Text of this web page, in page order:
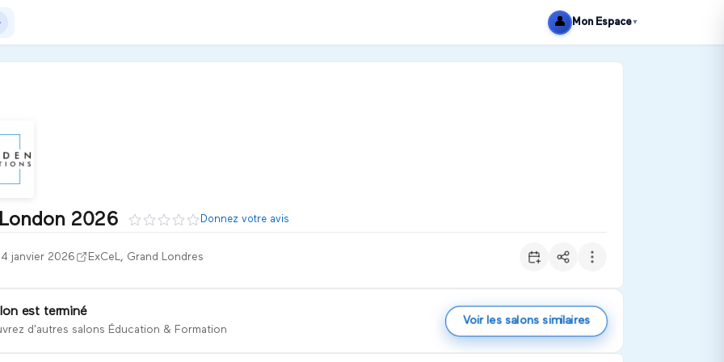
est le plus grand salon mondial dédié aux technologies pour l’éducation, la formation et l’apprentissage numé
👤 Mon Espace ▼
2026 Donnez votre avis
janvier 2026 ExCeL, Grand Londres
est terminé
d'autres salons Éducation & Formation
Voir les salons similaires